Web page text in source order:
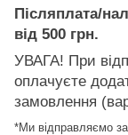
Післяплата/
від 500 грн.
УВАГА! При
оплачуєте
замовлення
*Ми відправляємо